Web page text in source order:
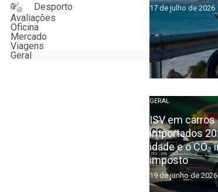
Desporto
Avaliações
Oficina
Mercado
Viagens
Geral
17 de julho de 2026
GERAL
ISV em
importados
idade e o
imposto
19 de junho de 2026